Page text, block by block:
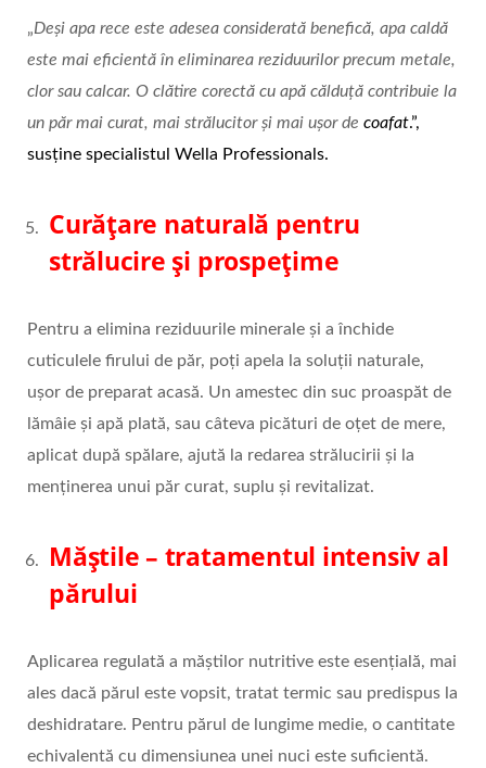
„Deși apa rece este adesea considerată benefică, apa caldă
este mai eficientă în eliminarea reziduurilor precum metale,
clor sau calcar. O clătire corectă cu apă călduță contribuie la
un păr mai curat, mai strălucitor și mai ușor de coafat.”,
susține specialistul Wella Professionals.
Curățare naturală pentru
strălucire și prospețime
Pentru a elimina reziduurile minerale și a închide
cuticulele firului de păr, poți apela la soluții naturale,
ușor de preparat acasă. Un amestec din suc proaspăt de
lămâie și apă plată, sau câteva picături de oțet de mere,
aplicat după spălare, ajută la redarea strălucirii și la
menținerea unui păr curat, suplu și revitalizat.
Măștile – tratamentul intensiv al
părului
Aplicarea regulată a măștilor nutritive este esențială, mai
ales dacă părul este vopsit, tratat termic sau predispus la
deshidratare. Pentru părul de lungime medie, o cantitate
echivalentă cu dimensiunea unei nuci este suficientă.